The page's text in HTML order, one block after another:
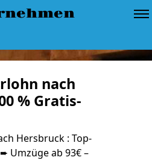
nach
% Gratis-
Hersbruck : Top-
Umzüge ab 93€ –